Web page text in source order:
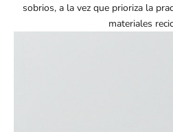
sobrios, a la vez que prioriza la
materiales